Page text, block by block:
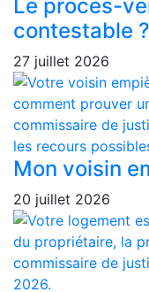
Le procès-
contestable ?
27 juillet 2026
Mon voisin
20 juillet 2026